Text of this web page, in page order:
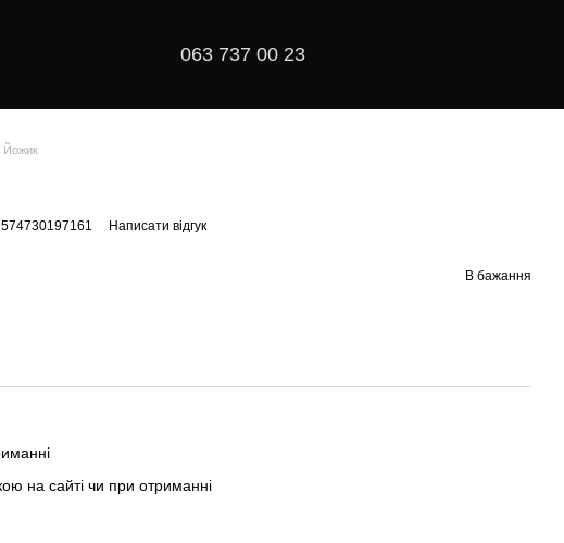
063 737 00 23
Йожик
Написати відгук
В бажання
на сайті чи при отриманні